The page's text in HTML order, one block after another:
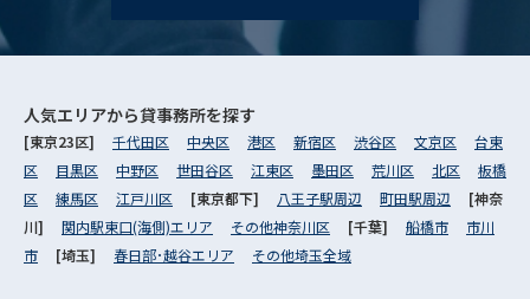
人気エリアから貸事務所を探す
[東京23区] 千代田区 中央区 港区 新宿区 渋谷区 文京区
台東
区
目黒区 中野区 世田谷区 江東区 墨田区 荒川区 北区
板橋
区
練馬区 江戸川区 [東京都下] 八王子駅周辺 町田駅周辺
[神奈
川] 関内駅東口(海側)エリア その他神奈川区 [千葉] 船橋市
市川
市
[埼玉] 春日部･越谷エリア その他埼玉全域